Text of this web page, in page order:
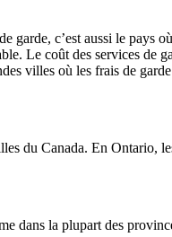
c’est aussi le pays
Le coût des services de
villes où les frais de
du Canada. En Ontario,
dans la plupart des